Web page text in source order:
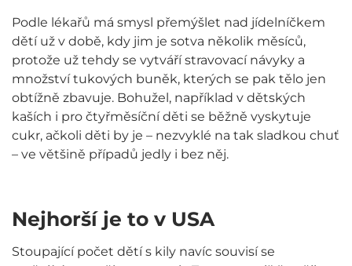
Podle lékařů má smysl přemýšlet nad jídelníčkem
dětí už v době, kdy jim je sotva několik měsíců,
protože už tehdy se vytváří stravovací návyky a
množství tukových buněk, kterých se pak tělo jen
obtížně zbavuje. Bohužel, například v dětských
kaších i pro čtyřměsíční děti se běžně vyskytuje
cukr, ačkoli děti by je – nezvyklé na tak sladkou chuť
– ve většině případů jedly i bez něj.
Nejhorší je to v USA
Stoupající počet dětí s kily navíc souvisí se